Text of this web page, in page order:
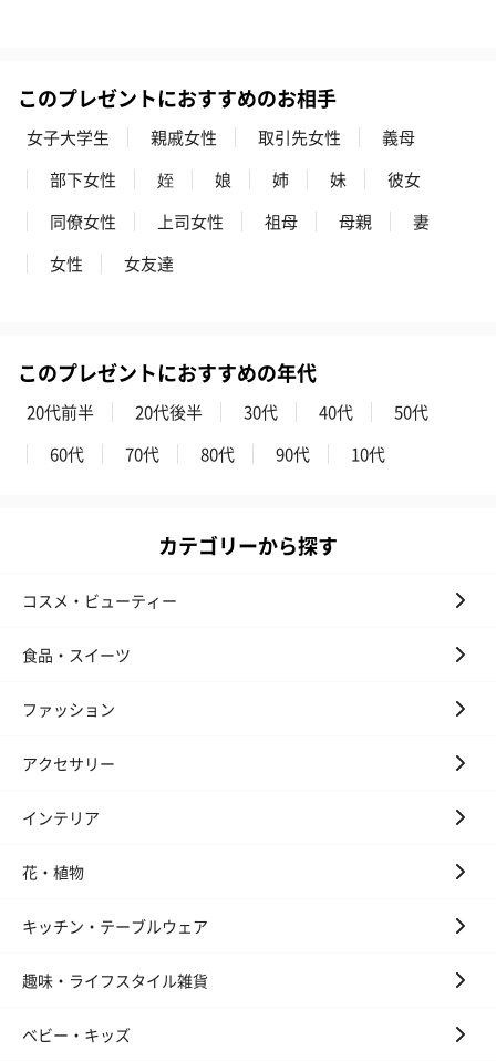
ンク）（1,760円）
ルー）（1,760円）
キャンドル・お香
フラッグカプセル：イ
フラッグカプセル：イ
お酒を同梱してお届けいたします。
ディット（712円）
酒（655円）
おつまみ・その他
このプレゼントにおすすめのお相手
女子大学生 親戚女性 取引先女性
義母
部下女性
姪 娘 姉 妹
彼女
同僚女性
上司女性 祖母 母親
妻
女性
女友達
このプレゼントにおすすめの年代
20代前半 20代後半 30代 40代
50代
60代
70代 80代 90代 10代
カテゴリーから探す
コスメ・ビューティー
食品・スイーツ
ファッション
アクセサリー
インテリア
花・植物
キッチン・テーブルウェア
趣味・ライフスタイル雑貨
ベビー・キッズ